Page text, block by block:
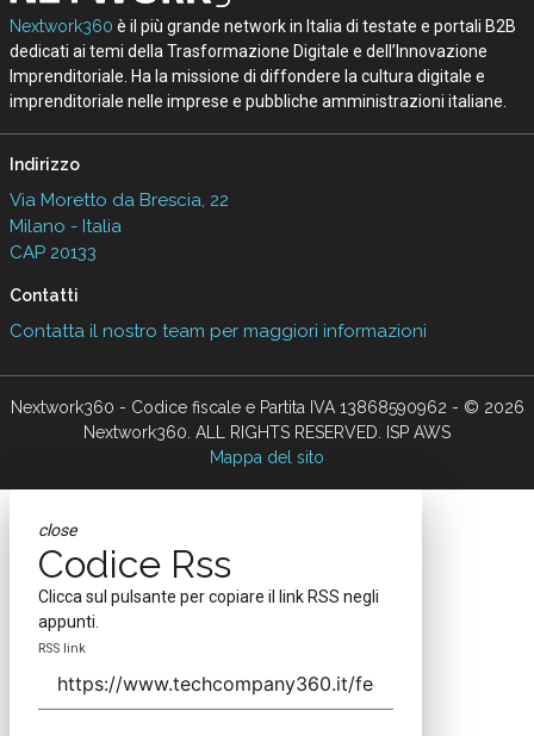
Nextwork360 è il più grande network in Italia di testate e portali B2B
dedicati ai temi della Trasformazione Digitale e dell’Innovazione
Imprenditoriale. Ha la missione di diffondere la cultura digitale e
imprenditoriale nelle imprese e pubbliche amministrazioni italiane.
Indirizzo
Via Moretto da Brescia, 22
Milano - Italia
CAP 20133
Contatti
Contatta il nostro team per maggiori informazioni
Nextwork360 - Codice fiscale e Partita IVA 13868590962 - © 2026
Nextwork360. ALL RIGHTS RESERVED. ISP AWS
Mappa del sito
close
Codice Rss
Clicca sul pulsante per copiare il link RSS negli
appunti.
RSS link